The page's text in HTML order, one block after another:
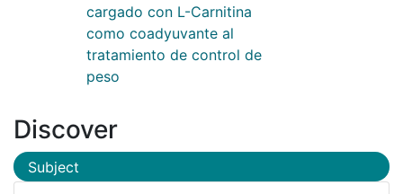
cargado con L-Carnitina
como coadyuvante al
tratamiento de control de
peso
Discover
Subject